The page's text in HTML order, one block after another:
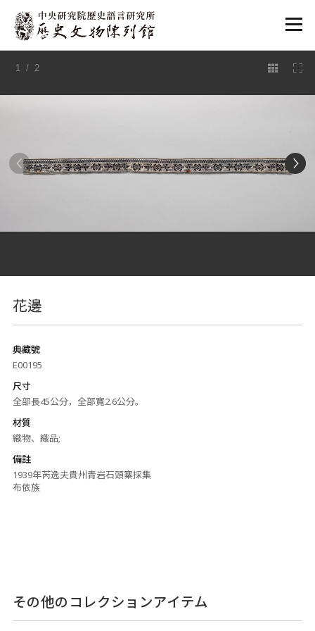
:::
1 / 2
花邊
典藏號
E00195
尺寸
全部長45公分，全部寬2.6公分。
材質
織物、織品;
備註
1939年芮逸夫貴州青岩石頭寨採集
布依族
その他のコレクションアイテム